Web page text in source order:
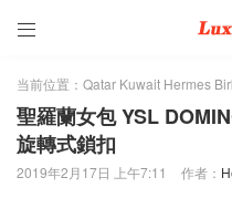

当前位置： Qatar Kuwait Hermes
聖羅蘭女包 YSL
旋轉式鎖扣
2019年2月17日 上午7:11 作者：